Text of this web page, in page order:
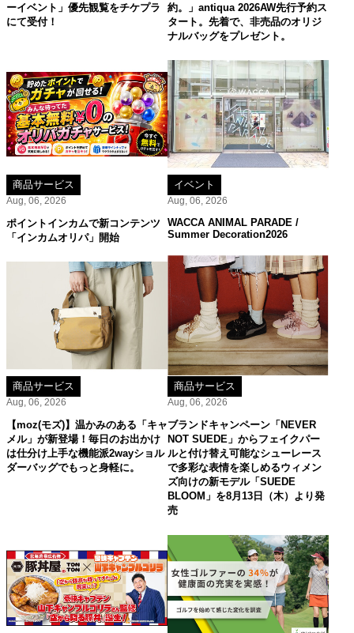
ーイベント」優先観覧をチケプラ
にて受付！
約。」antiqua 2026AW先行予約ス
タート。先着で、非売品のオリジ
ナルバッグをプレゼント。
商品サービス
Aug, 06, 2026
ポイントインカムで新コンテンツ
「インカムオリパ」開始
イベント
Aug, 06, 2026
WACCA ANIMAL PARADE /
Summer Decoration2026
商品サービス
Aug, 06, 2026
【moz(モズ)】温かみのある「キャ
メル」が新登場！毎日のお出かけ
は仕分け上手な機能派2wayショル
ダーバッグでもっと身軽に。
商品サービス
Aug, 06, 2026
ブランドキャンペーン「NEVER
NOT SUEDE」からフェイクパー
ルと付け替え可能なシューレース
で多彩な表情を楽しめるウィメン
ズ向けの新モデル「SUEDE
BLOOM」を8月13日（木）より発
売